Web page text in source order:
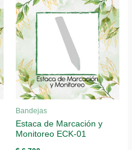
multiple
variants.
options
be
chosen
the
Bandejas
Estaca de Marcación y
Monitoreo ECK-01